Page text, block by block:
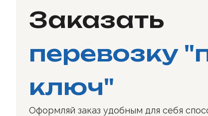
Заказать
перевозку
ключ"
Оформляй заказ удобным для себя